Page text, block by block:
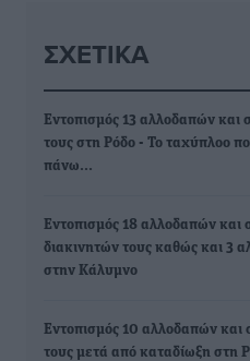
ΣΧΕΤΙΚΆ
Εντοπισμός 13 αλλοδαπών και
τους στη Ρόδο - Το ταχύπλοο
πάνω…
Εντοπισμός 18 αλλοδαπών
διακινητών τους καθώς και 3
στην Κάλυμνο
Εντοπισμός 10 αλλοδαπών
τους μετά από καταδίωξη στη